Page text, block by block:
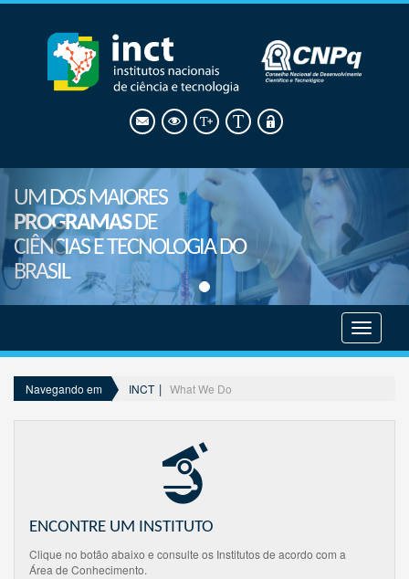
UM DOS MAIORES
PROGRAMASDE
CIÊNCIAS E TECNOLOGIA DO
BRASIL
menu
Navegando em INCT What We Do
ENCONTRE UM INSTITUTO
Clique no botão abaixo e consulte os Institutos de acordo com a
Área de Conhecimento.